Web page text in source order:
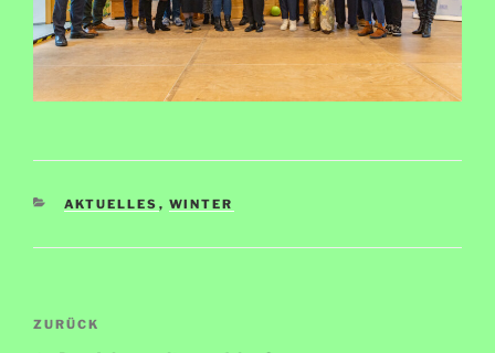
KATEGORIEN
AKTUELLES , WINTER
Beitragsnavigation
Vorheriger
ZURÜCK